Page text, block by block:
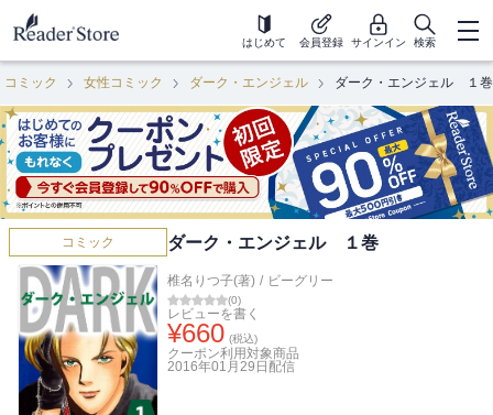
はじめて 会員登録 サインイン 検索
コミック 女性コミック ダーク・エンジェル ダーク・エンジェル １巻
コミック ダーク・エンジェル １巻
椎名りつ子(著) / ビーグリー
(0)
レビューを書く
¥660 (税込)
クーポン利用対象商品
2016年01月29日 配信